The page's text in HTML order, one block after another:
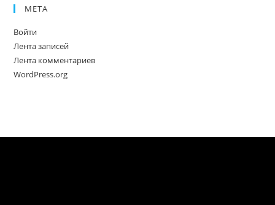
МЕТА
Войти
Лента записей
Лента комментариев
WordPress.org